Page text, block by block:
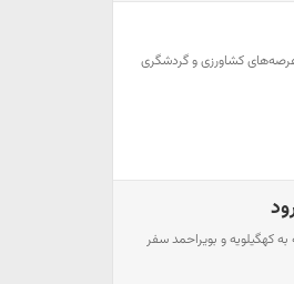
عرصه‌های کشاورزی و گردشگری
کهگیلویه و بویراحمد سفر